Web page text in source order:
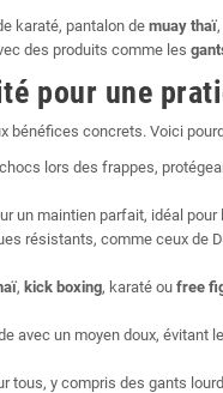
karaté, pantalon de muay thaï
des produits comme les
pour une
bénéfices concrets. Voici
lors des frappes,
un maintien parfait, idéal
résistants, comme ceux de
, kick boxing, karaté ou free
avec un moyen doux,
y compris des gants